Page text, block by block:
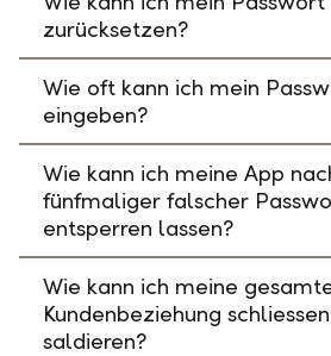
zurücksetzen?
Wie oft kann ich mein
eingeben?
Wie kann ich meine App
fünfmaliger falscher
entsperren lassen?
Wie kann ich meine
Kundenbeziehung
saldieren?